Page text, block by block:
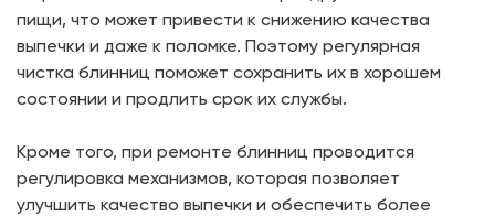
пищи, что может привести к снижению качества
выпечки и даже к поломке. Поэтому регулярная
чистка блинниц поможет сохранить их в хорошем
состоянии и продлить срок их службы.
Кроме того, при ремонте блинниц проводится
регулировка механизмов, которая позволяет
улучшить качество выпечки и обеспечить более